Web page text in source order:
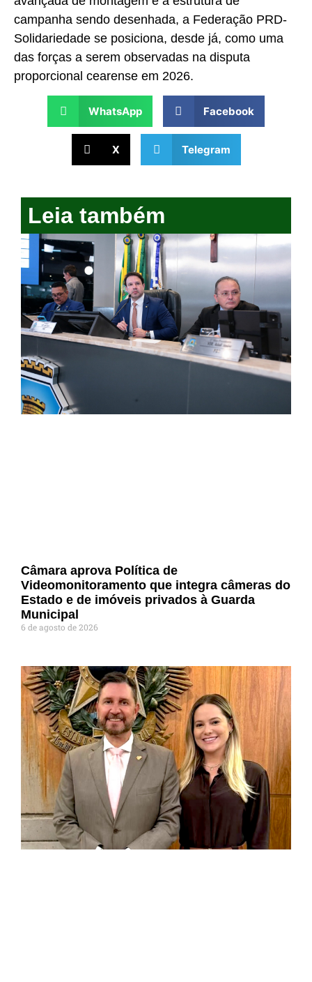
campanha sendo desenhada, a Federação PRD-
Solidariedade se posiciona, desde já, como uma
das forças a serem observadas na disputa
proporcional cearense em 2026.
WhatsApp Facebook
X Telegram
Leia também
Câmara aprova Política de
Videomonitoramento que integra câmeras do
Estado e de imóveis privados à Guarda
Municipal
6 de agosto de 2026